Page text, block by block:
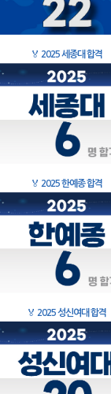
🏅 2025 세종대 합격
🏅 2025 한예종 합격
🏅 2025 성신여대 합격